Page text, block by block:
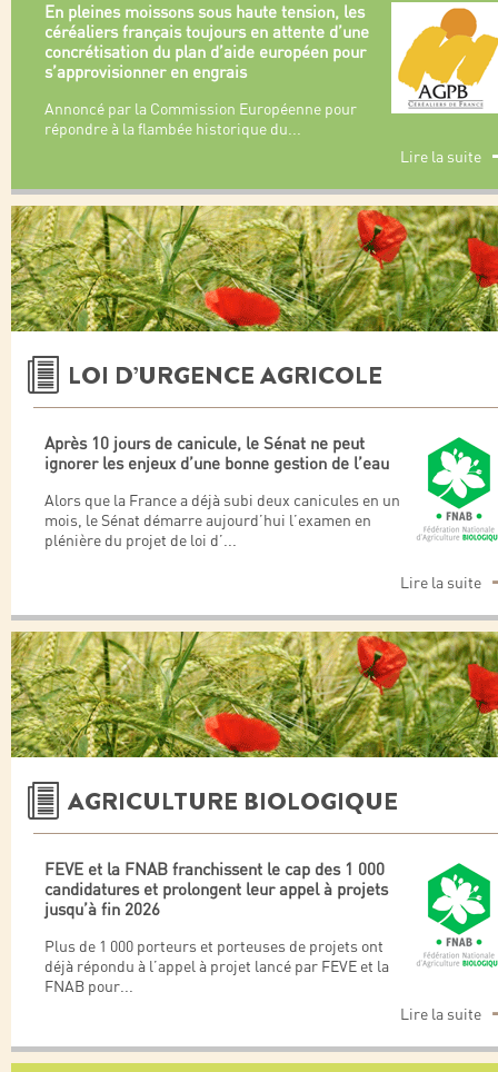
En pleines moissons sous haute tension, les
céréaliers français toujours en attente d’une
concrétisation du plan d’aide européen pour
s’approvisionner en engrais
Annoncé par la Commission Européenne pour
répondre à la flambée historique du...
Lire la suite
LOI D’URGENCE AGRICOLE
Après 10 jours de canicule, le Sénat ne peut
ignorer les enjeux d’une bonne gestion de l’eau
Alors que la France a déjà subi deux canicules en un
mois, le Sénat démarre aujourd’hui l’examen en
plénière du projet de loi d’...
Lire la suite
AGRICULTURE BIOLOGIQUE
FEVE et la FNAB franchissent le cap des 1 000
candidatures et prolongent leur appel à projets
jusqu’à fin 2026
Plus de 1 000 porteurs et porteuses de projets ont
déjà répondu à l’appel à projet lancé par FEVE et la
FNAB pour...
Lire la suite